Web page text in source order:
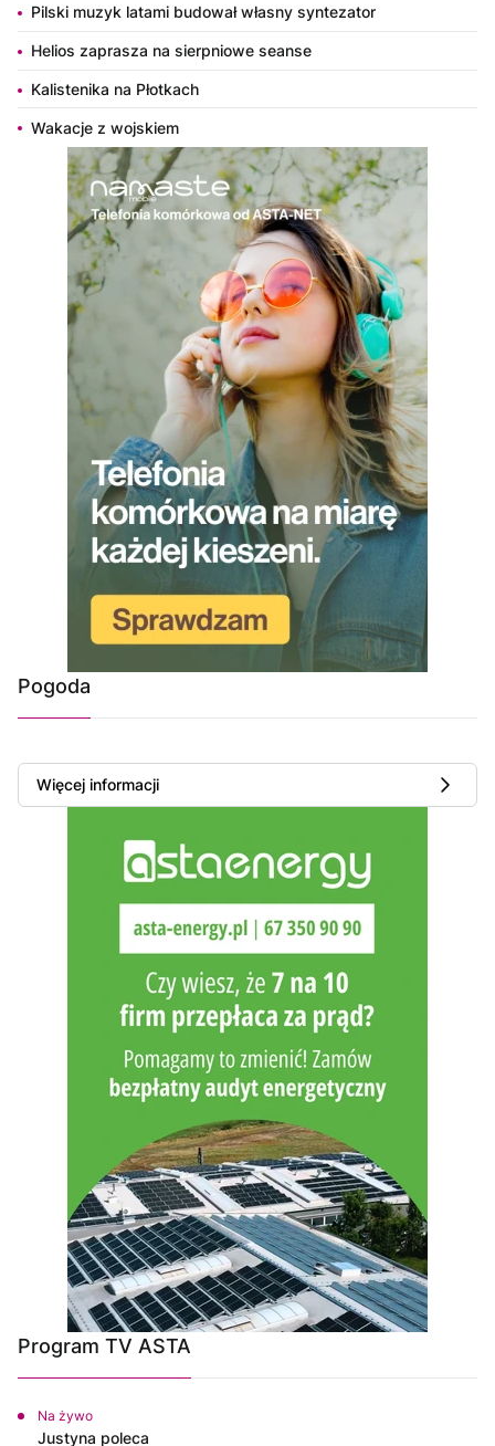
Pilski muzyk latami budował własny syntezator
Helios zaprasza na sierpniowe seanse
Kalistenika na Płotkach
Wakacje z wojskiem
Pogoda
Więcej informacji
Program TV ASTA
Na żywo
Justyna poleca